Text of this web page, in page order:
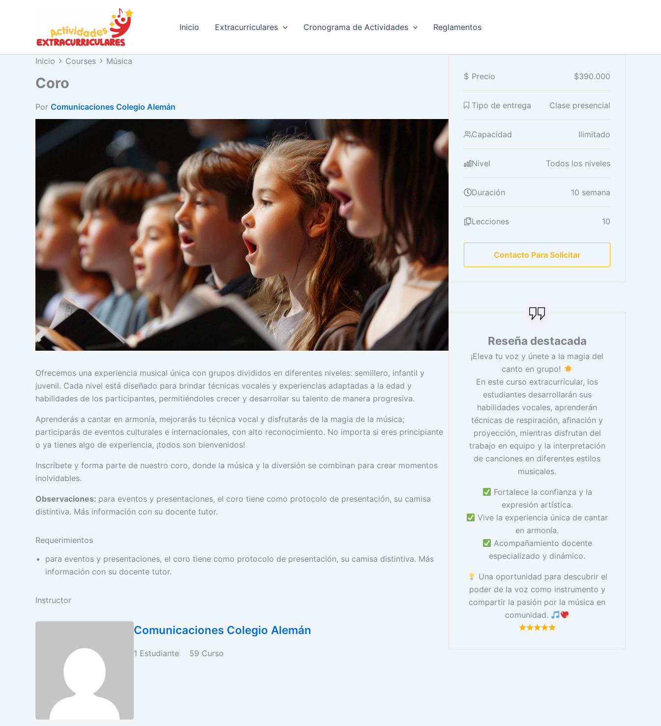
Inicio Extracurriculares Cronograma de Actividades Reglamentos
Inicio Courses Música
Coro
Por Comunicaciones Colegio Alemán
Ofrecemos una experiencia musical única con grupos divididos en diferentes niveles: semillero, infantil y
juvenil. Cada nivel está diseñado para brindar técnicas vocales y experiencias adaptadas a la edad y
habilidades de los participantes, permitiéndoles crecer y desarrollar su talento de manera progresiva.
Aprenderás a cantar en armonía, mejorarás tu técnica vocal y disfrutarás de la magia de la música;
participarás de eventos culturales e internacionales, con alto reconocimiento. No importa si eres principiante
o ya tienes algo de experiencia, ¡todos son bienvenidos!
Inscríbete y forma parte de nuestro coro, donde la música y la diversión se combinan para crear momentos
inolvidables.
Observaciones: para eventos y presentaciones, el coro tiene como protocolo de presentación, su camisa
distintiva. Más información con su docente tutor.
Requerimientos
para eventos y presentaciones, el coro tiene como protocolo de presentación, su camisa distintiva. Más
información con su docente tutor.
Instructor
Comunicaciones Colegio Alemán
1 Estudiante 59 Curso
$ Precio $390.000
Tipo de entrega Clase presencial
Capacidad Ilimitado
Nivel Todos los niveles
Duración 10 semana
Lecciones 10
Contacto Para Solicitar
Reseña destacada
¡Eleva tu voz y únete a la magia del
canto en grupo!
En este curso extracurricular, los
estudiantes desarrollarán sus
habilidades vocales, aprenderán
técnicas de respiración, afinación y
proyección, mientras disfrutan del
trabajo en equipo y la interpretación
de canciones en diferentes estilos
musicales.
Fortalece la confianza y la
expresión artística.
Vive la experiencia única de cantar
en armonía.
Acompañamiento docente
especializado y dinámico.
Una oportunidad para descubrir el
poder de la voz como instrumento y
compartir la pasión por la música en
comunidad.